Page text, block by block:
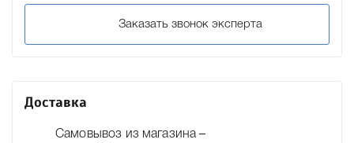
Заказать звонок эксперта
Доставка
Самовывоз из магазина –